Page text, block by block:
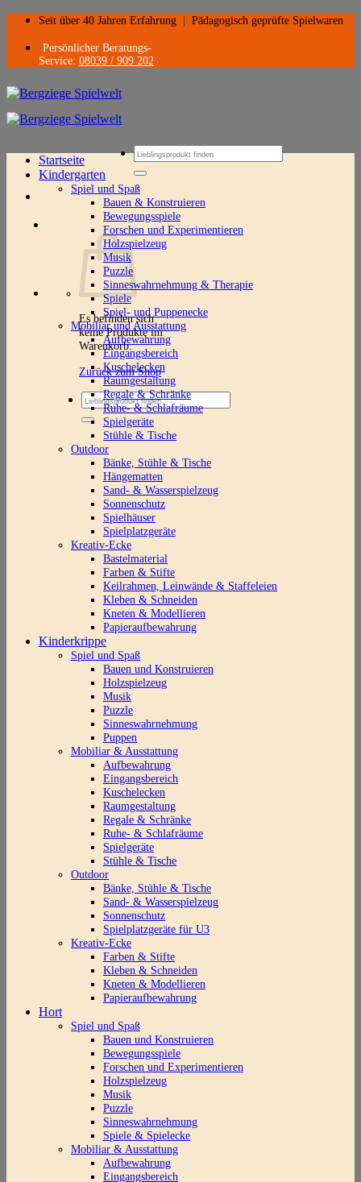
Zum
springen
Seit über 40 Jahren Erfahrung Pädagogisch geprüfte Spielwaren
Persönlicher Beratungs-
Service: 08039 / 909 202
Suchen
nach:
Es befinden sich
keine Produkte im
Warenkorb.
Zurück zum Shop
Suchen
nach:
Startseite
Kindergarten
Spiel und Spaß
Bauen & Konstruieren
Bewegungsspiele
Forschen und Experimentieren
Holzspielzeug
Musik
Puzzle
Sinneswahrnehmung & Therapie
Spiele
Spiel- und Puppenecke
Mobiliar und Ausstattung
Aufbewahrung
Eingangsbereich
Kuschelecken
Raumgestaltung
Regale & Schränke
Ruhe- & Schlafräume
Spielgeräte
Stühle & Tische
Outdoor
Bänke, Stühle & Tische
Hängematten
Sand- & Wasserspielzeug
Sonnenschutz
Spielhäuser
Spielplatzgeräte
Kreativ-Ecke
Bastelmaterial
Farben & Stifte
Keilrahmen, Leinwände & Staffeleien
Kleben & Schneiden
Kneten & Modellieren
Papieraufbewahrung
Kinderkrippe
Spiel und Spaß
Bauen und Konstruieren
Holzspielzeug
Musik
Puzzle
Sinneswahrnehmung
Puppen
Mobiliar & Ausstattung
Aufbewahrung
Eingangsbereich
Kuschelecken
Raumgestaltung
Regale & Schränke
Ruhe- & Schlafräume
Spielgeräte
Stühle & Tische
Outdoor
Bänke, Stühle & Tische
Sand- & Wasserspielzeug
Sonnenschutz
Spielplatzgeräte für U3
Kreativ-Ecke
Farben & Stifte
Kleben & Schneiden
Kneten & Modellieren
Papieraufbewahrung
Hort
Spiel und Spaß
Bauen und Konstruieren
Bewegungsspiele
Forschen und Experimentieren
Holzspielzeug
Musik
Puzzle
Sinneswahrnehmung
Spiele & Spielecke
Mobiliar & Ausstattung
Aufbewahrung
Eingangsbereich